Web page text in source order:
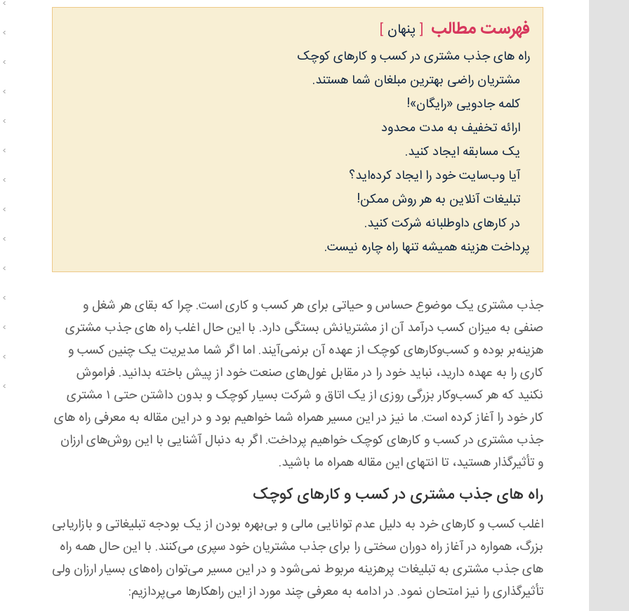
فهرست مطالب پنهان
راه های جذب مشتری در کسب و کارهای کوچک
مشتریان راضی بهترین مبلغان شما هستند.
کلمه جادویی «رایگان»!
ارائه تخفیف به مدت محدود
یک مسابقه ایجاد کنید.
آیا وب‌سایت خود را ایجاد کرده‌اید؟
تبلیغات آنلاین به هر روش ممکن!
در کارهای داوطلبانه شرکت کنید.
پرداخت هزینه همیشه تنها راه چاره نیست.
جذب مشتری یک موضوع حساس و حیاتی برای هر کسب و کاری است. چرا که بقای هر شغل و
صنفی به میزان کسب درآمد آن از مشتریانش بستگی دارد. با این حال اغلب راه های جذب مشتری
هزینه‌بر بوده و کسب‌و‌کارهای کوچک از عهده آن برنمی‌آیند. اما اگر شما مدیریت یک چنین کسب و
کاری را به عهده دارید، نباید خود را در مقابل غول‌های صنعت خود از پیش باخته بدانید. فراموش
نکنید که هر کسب‌و‌کار بزرگی روزی از یک اتاق و شرکت بسیار کوچک و بدون داشتن حتی ۱ مشتری
کار خود را آغاز کرده است. ما نیز در این مسیر همراه شما خواهیم بود و در این مقاله به معرفی راه های
جذب مشتری در کسب و کارهای کوچک خواهیم پرداخت. اگر به دنبال آشنایی با این روش‌های ارزان
و تأثیرگذار هستید، تا انتهای این مقاله همراه ما باشید.
راه های جذب مشتری در کسب و کارهای کوچک
اغلب کسب و کارهای خرد به دلیل عدم توانایی مالی و بی‌بهره بودن از یک بودجه تبلیغاتی و بازاریابی
بزرگ، همواره در آغاز راه دوران سختی را برای جذب مشتریان خود سپری می‌کنند. با این حال همه ‌راه
های جذب مشتری به تبلیغات پرهزینه مربوط نمی‌شود و در این مسیر می‌توان راه‌های بسیار ارزان ولی
تأثیرگذاری را نیز امتحان نمود. در ادامه به معرفی چند مورد از این راهکارها می‌پردازیم: